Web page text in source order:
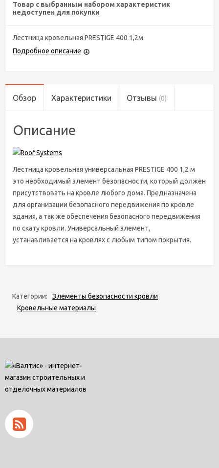
Товар с выбранным набором характеристик
недоступен для покупки
Лестница кровельная PRESTIGE 400 1,2м
Подробное описание
Обзор Характеристики Отзывы (0)
Описание
Лестница кровельная универсальная PRESTIGE 400 1,2 м
это необходимый элемент безопасности, который должен
присутствовать на кровле любого дома. Предназначена
для организации безопасного передвижения по кровле
здания, а так же обеспечения безопасного передвижения
по скату кровли. Универсальный элемент,
устанавливается на кровлях с любым типом покрытия.
Категории:
Элементы безопасности кровли
Кровельные материалы